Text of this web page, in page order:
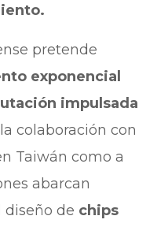
pretende
exponencial
impulsada
colaboración con
Taiwán como a
abarcan
diseño de chips